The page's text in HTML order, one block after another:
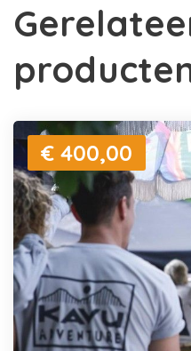
€ 400,00